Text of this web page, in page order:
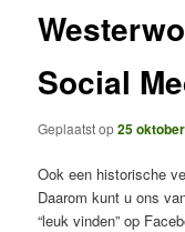
Social
Geplaatst op25
Ook een historische
Daarom kunt u ons
“leuk vinden” op